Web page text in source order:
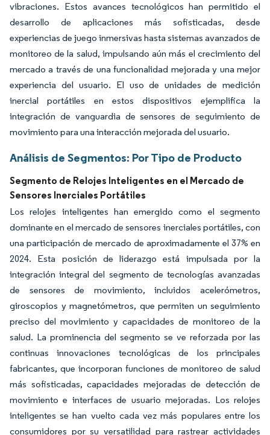
vibraciones. Estos avances tecnológicos han permitido el
desarrollo de aplicaciones más sofisticadas, desde
experiencias de juego inmersivas hasta sistemas avanzados de
monitoreo de la salud, impulsando aún más el crecimiento del
mercado a través de una funcionalidad mejorada y una mejor
experiencia del usuario. El uso de unidades de medición
inercial portátiles en estos dispositivos ejemplifica la
integración de vanguardia de sensores de seguimiento de
movimiento para una interacción mejorada del usuario.
Análisis de Segmentos: Por Tipo de Producto
Segmento de Relojes Inteligentes en el Mercado de
Sensores Inerciales Portátiles
Los relojes inteligentes han emergido como el segmento
dominante en el mercado de sensores inerciales portátiles, con
una participación de mercado de aproximadamente el 37% en
2024. Esta posición de liderazgo está impulsada por la
integración integral del segmento de tecnologías avanzadas
de sensores de movimiento, incluidos acelerómetros,
giroscopios y magnetómetros, que permiten un seguimiento
preciso del movimiento y capacidades de monitoreo de la
salud. La prominencia del segmento se ve reforzada por las
continuas innovaciones tecnológicas de los principales
fabricantes, que incorporan funciones de monitoreo de salud
más sofisticadas, capacidades mejoradas de detección de
movimiento e interfaces de usuario mejoradas. Los relojes
inteligentes se han vuelto cada vez más populares entre los
consumidores por su versatilidad para rastrear actividades